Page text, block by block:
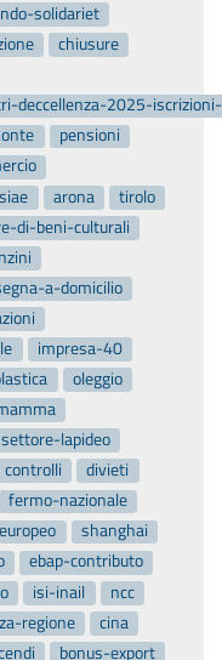
solidariet
chiusure
deccellenza-2025-
pensioni
arona
tirolo
di-beni-culturali
a-domicilio
impresa-40
oleggio
settore-lapideo
controlli
divieti
fermo-nazionale
shanghai
ebap-contributo
isi-inail
ncc
regione
cina
bonus-export